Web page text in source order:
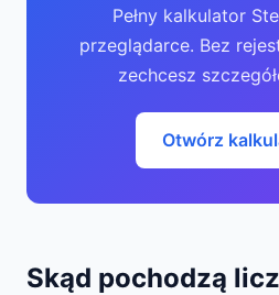
Pełny kalkulator
przeglądarce. Bez
zechcesz
Otwórz
Skąd pochodzą